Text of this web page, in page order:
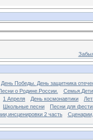
День Победы. День защитника
о Родине.России.
1 Апреля День космонавтики
Школьные песни
Песни для
2 часть